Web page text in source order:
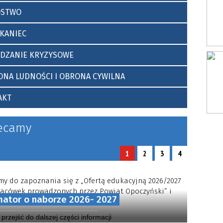
KRYZYSOWE
LUDNOŚCI I OBRONA CYWILNA
1 2 3 4
o naborze 2026- 2027
do zapoznania się z „Ofertą edukacyjną 2026/2027
prowadzonych przez Powiat Opoczyński” i
nauki w naszych szkołach.
do dalszej części informacji